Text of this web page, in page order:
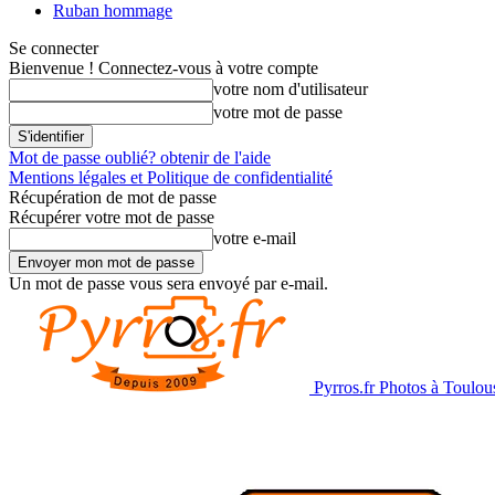
Ruban hommage
Se connecter
Bienvenue ! Connectez-vous à votre compte
votre nom d'utilisateur
votre mot de passe
Mot de passe oublié? obtenir de l'aide
Mentions légales et Politique de confidentialité
Récupération de mot de passe
Récupérer votre mot de passe
votre e-mail
Un mot de passe vous sera envoyé par e-mail.
Pyrros.fr Photos à